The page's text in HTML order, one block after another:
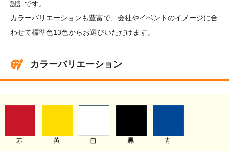
設計です。
カラーバリエーションも豊富で、会社やイベントのイメージに合
わせて標準色13色からお選びいただけます。
カラーバリエーション